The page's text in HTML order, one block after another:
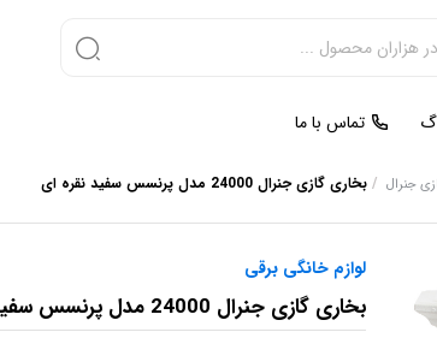
تماس با ما
جنرال /بخاری گازی جنرال 24000 مدل پرنسس سفید نقره ای
لوازم خانگی برقی
بخاری گازی جنرال 24000 مدل پرنسس سفید نقره ای